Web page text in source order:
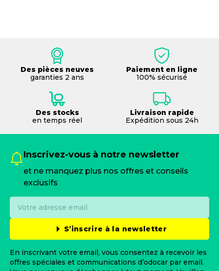
Des pièces neuves
garanties 2 ans
Paiement en ligne
100% sécurisé
Des stocks
en temps réel
Livraison rapide
Expédition sous 24h
Inscrivez-vous à notre newsletter
et ne manquez plus nos offres et conseils
exclusifs
S’inscrire à la newsletter
En inscrivant votre email, vous consentez à recevoir les
offres spéciales et communications d’odocar par email.